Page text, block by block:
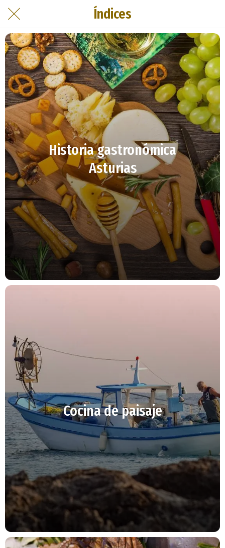
Índices
Historia gastronómica
Asturias
Cocina de paisaje